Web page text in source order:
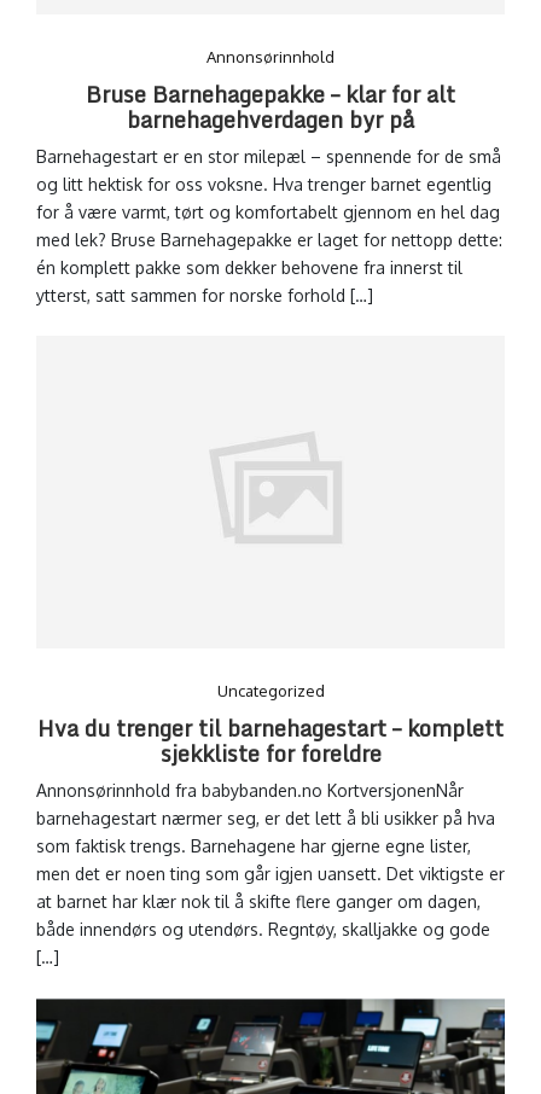
Annonsørinnhold
Bruse Barnehagepakke – klar for alt
barnehagehverdagen byr på
Barnehagestart er en stor milepæl – spennende for de små
og litt hektisk for oss voksne. Hva trenger barnet egentlig
for å være varmt, tørt og komfortabelt gjennom en hel dag
med lek? Bruse Barnehagepakke er laget for nettopp dette:
én komplett pakke som dekker behovene fra innerst til
ytterst, satt sammen for norske forhold […]
Uncategorized
Hva du trenger til barnehagestart – komplett
sjekkliste for foreldre
Annonsørinnhold fra babybanden.no KortversjonenNår
barnehagestart nærmer seg, er det lett å bli usikker på hva
som faktisk trengs. Barnehagene har gjerne egne lister,
men det er noen ting som går igjen uansett. Det viktigste er
at barnet har klær nok til å skifte flere ganger om dagen,
både innendørs og utendørs. Regntøy, skalljakke og gode
[…]